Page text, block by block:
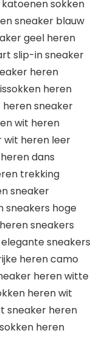
sokken
sneaker blauw
geel heren
slip-in sneaker
heren
heren
sneaker
wit heren
wit heren leer
dans
trekking
sneaker
sneakers hoge
sneakers
sneakers
heren camo
heren witte
heren wit
sneaker heren
heren